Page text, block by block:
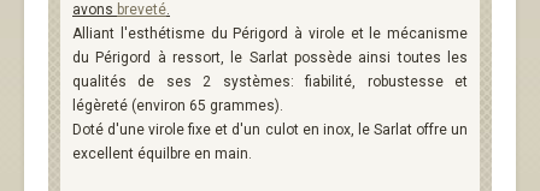
avons breveté.
Alliant l'esthétisme du Périgord à virole et le mécanisme
du Périgord à ressort, le Sarlat possède ainsi toutes les
qualités de ses 2 systèmes: fiabilité, robustesse et
légèreté (environ 65 grammes).
Doté d'une virole fixe et d'un culot en inox, le Sarlat offre un
excellent équilbre en main.